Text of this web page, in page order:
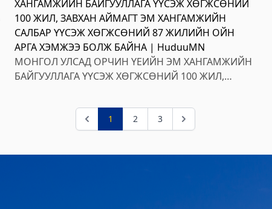
"ХУРДАН" төв
МОНГОЛ УЛСАД ОРЧИН ҮЕИЙН ЭМ ХАНГАМЖИЙН
БАЙГУУЛЛАГА ҮҮСЭЖ ХӨГЖСӨНИЙ 100 ЖИЛ,
ХӨГЖСӨНИЙ 87 ЖИЛИЙН ОЙН АРГА ХЭМЖЭЭ
1 2 3